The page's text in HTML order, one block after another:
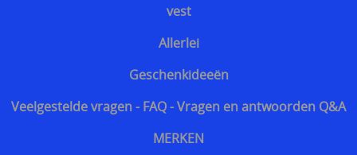
vest
Allerlei
Geschenkideeën
Veelgestelde vragen - FAQ - Vragen en antwoorden Q&A
MERKEN